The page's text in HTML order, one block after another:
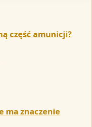
część amunicji?
ma znaczenie